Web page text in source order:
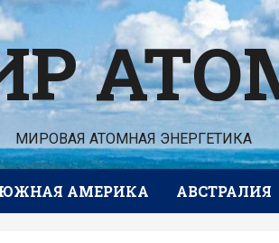
МИРОВАЯ АТОМНАЯ ЭНЕРГЕТИКА
ЮЖНАЯ АМЕРИКА АВСТРАЛИЯ